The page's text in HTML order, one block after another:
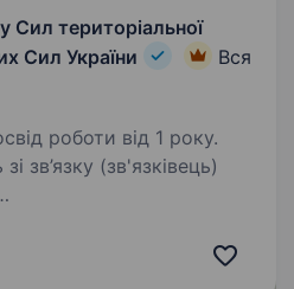
Сил територіальної
Сил України
Вся
роботи від 1 року.
зв’язку (зв'язківець)